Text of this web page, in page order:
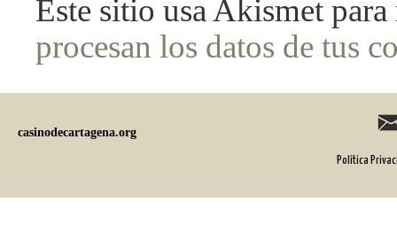
Este sitio usa Akismet
procesan los datos de tus
casinodecartagena.org
Política